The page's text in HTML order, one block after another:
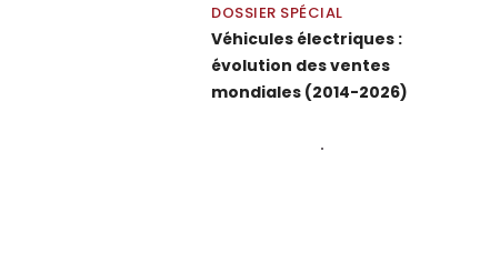
DOSSIER SPÉCIAL
Véhicules électriques :
évolution des ventes
mondiales (2014-2026)